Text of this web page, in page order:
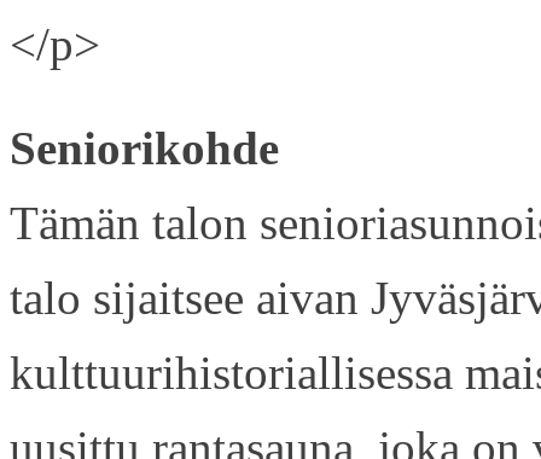
</p>
Seniorikohde
Tämän talon
talo sijaitsee aivan
kulttuurihistoriallisessa
uusittu rantasauna, joka